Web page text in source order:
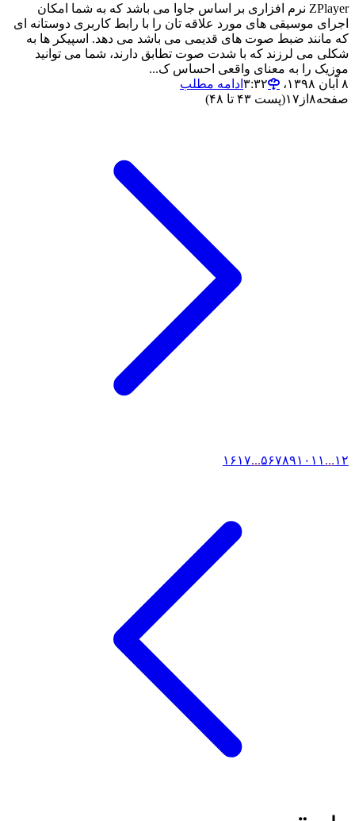
ZPlayer نرم افزاری بر اساس جاوا می باشد که به شما امکان
اجرای موسیقی های مورد علاقه تان را با رابط کاربری دوستانه ای
که مانند ضبط صوت های قدیمی می باشد می دهد. اسپیکر ها به
شکلی می لرزند که با شدت صوت تطابق دارند، شما می توانید
موزیک را به معنای واقعی احساس ک...
۸ آبان ۱۳۹۸،‏ ۳:۳۲
ادامه مطلب
صفحه۸ از ۱۷(پست ۴۳ تا ۴۸)
۱۲ ... ۵۶۷۸۹۱۰ ۱۱ ... ۱۶۱۷